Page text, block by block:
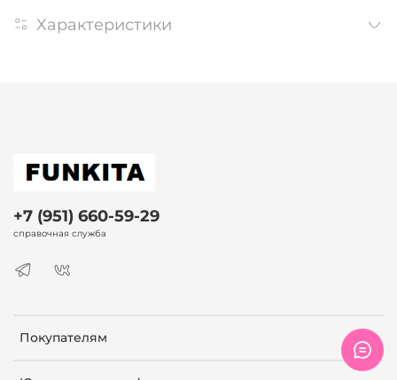
Характеристики
Покупателям
+7 (951) 660-59-29
справочная служба